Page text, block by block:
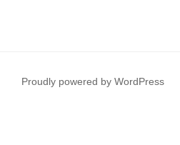
Proudly powered by WordPress